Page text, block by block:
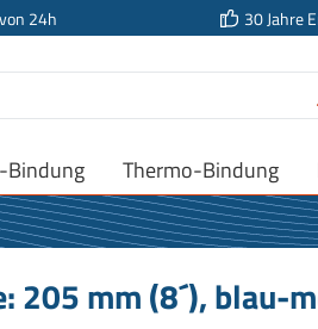
24h 30 Jahre
Bindung Thermo-Bindung
205 mm (8´), blau-